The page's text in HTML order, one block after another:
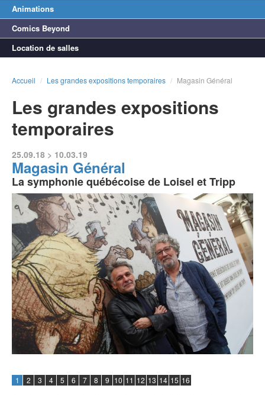
Animations
Comics Beyond
Location de salles
Accueil / Les grandes expositions temporaires / Magasin Général
Les grandes expositions
temporaires
25.09.18 > 10.03.19
Magasin Général
La symphonie québécoise de Loisel et Tripp
1 2 3 4 5 6 7 8 9 10 11 12 13 14 15 16